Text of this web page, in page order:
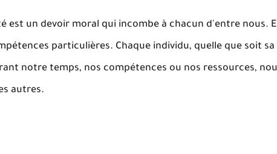
est un devoir moral qui incombe à chacun d'entre nous.
particulières. Chaque individu, quelle que soit
notre temps, nos compétences ou nos ressources,
autres.